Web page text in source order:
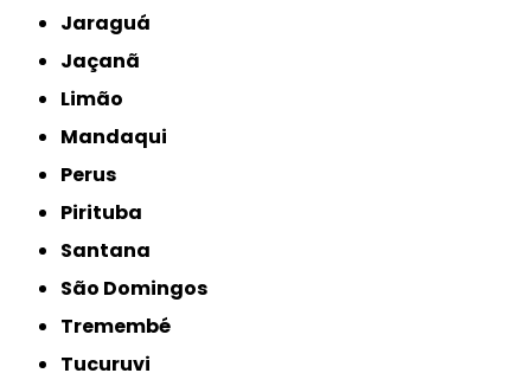
Jaraguá
Jaçanã
Limão
Mandaqui
Perus
Pirituba
Santana
São Domingos
Tremembé
Tucuruvi